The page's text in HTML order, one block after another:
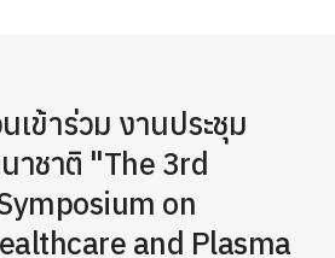
เข้าร่วม งานประชุม
าชาติ "The 3rd
on
and Plasma